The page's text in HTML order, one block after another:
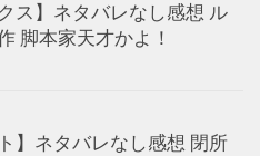
ス】ネタバレなし感想 ル
脚本家天才かよ！
】ネタバレなし感想 閉所